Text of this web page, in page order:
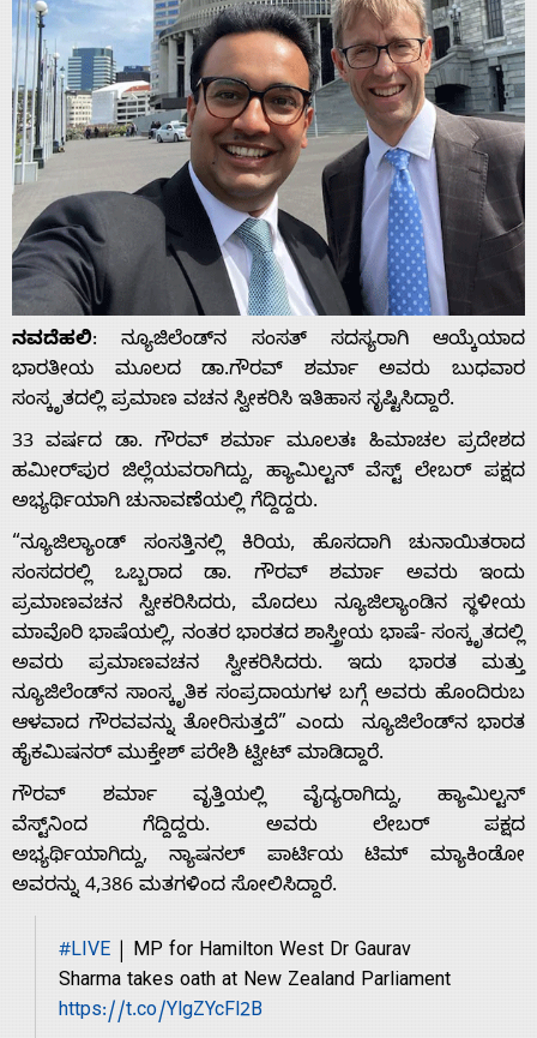
Home
About
Us
Advertise
ನವದೆಹಲಿ: ನ್ಯೂಜಿಲೆಂಡ್‌ನ ಸಂಸತ್ ಸದಸ್ಯರಾಗಿ ಆಯ್ಕೆಯಾದ
ಭಾರತೀಯ ಮೂಲದ ಡಾ.ಗೌರವ್ ಶರ್ಮಾ ಅವರು ಬುಧವಾರ
ಸಂಸ್ಕೃತದಲ್ಲಿ ಪ್ರಮಾಣ ವಚನ ಸ್ವೀಕರಿಸಿ ಇತಿಹಾಸ ಸೃಷ್ಟಿಸಿದ್ದಾರೆ.
33 ವರ್ಷದ ಡಾ. ಗೌರವ್ ಶರ್ಮಾ ಮೂಲತಃ ಹಿಮಾಚಲ ಪ್ರದೇಶದ
ಹಮೀರ್‌ಪುರ ಜಿಲ್ಲೆಯವರಾಗಿದ್ದು, ಹ್ಯಾಮಿಲ್ಟನ್ ವೆಸ್ಟ್ ಲೇಬರ್ ಪಕ್ಷದ
ಅಭ್ಯರ್ಥಿಯಾಗಿ ಚುನಾವಣೆಯಲ್ಲಿ ಗೆದ್ದಿದ್ದರು.
“ನ್ಯೂಜಿಲ್ಯಾಂಡ್ ಸಂಸತ್ತಿನಲ್ಲಿ ಕಿರಿಯ, ಹೊಸದಾಗಿ ಚುನಾಯಿತರಾದ
ಸಂಸದರಲ್ಲಿ ಒಬ್ಬರಾದ ಡಾ. ಗೌರವ್ ಶರ್ಮಾ ಅವರು ಇಂದು
ಪ್ರಮಾಣವಚನ ಸ್ವೀಕರಿಸಿದರು, ಮೊದಲು ನ್ಯೂಜಿಲ್ಯಾಂಡಿನ ಸ್ಥಳೀಯ
ಮಾವೊರಿ ಭಾಷೆಯಲ್ಲಿ, ನಂತರ ಭಾರತದ ಶಾಸ್ತ್ರೀಯ ಭಾಷೆ- ಸಂಸ್ಕೃತದಲ್ಲಿ
ಅವರು ಪ್ರಮಾಣವಚನ ಸ್ವೀಕರಿಸಿದರು. ಇದು ಭಾರತ ಮತ್ತು
ನ್ಯೂಜಿಲೆಂಡ್‌ನ ಸಾಂಸ್ಕೃತಿಕ ಸಂಪ್ರದಾಯಗಳ ಬಗ್ಗೆ ಅವರು ಹೊಂದಿರುಬ
ಆಳವಾದ ಗೌರವವನ್ನು ತೋರಿಸುತ್ತದೆ” ಎಂದು ನ್ಯೂಜಿಲೆಂಡ್‌ನ ಭಾರತ
ಹೈಕಮಿಷನರ್ ಮುಕ್ತೇಶ್ ಪರೇಶಿ‌ ಟ್ವೀಟ್‌ ಮಾಡಿದ್ದಾರೆ.
ಗೌರವ್ ಶರ್ಮಾ ವೃತ್ತಿಯಲ್ಲಿ ವೈದ್ಯರಾಗಿದ್ದು, ಹ್ಯಾಮಿಲ್ಟನ್
ವೆಸ್ಟ್‌ನಿಂದ ಗೆದ್ದಿದ್ದರು. ಅವರು ಲೇಬರ್ ಪಕ್ಷದ
ಅಭ್ಯರ್ಥಿಯಾಗಿದ್ದು, ನ್ಯಾಷನಲ್‌ ಪಾರ್ಟಿಯ ಟಿಮ್ ಮ್ಯಾಕಿಂಡೋ
ಅವರನ್ನು 4,386 ಮತಗಳಿಂದ ಸೋಲಿಸಿದ್ದಾರೆ.
#LIVE | MP for Hamilton West Dr Gaurav
Sharma takes oath at New Zealand Parliament
https://t.co/YlgZYcFl2B